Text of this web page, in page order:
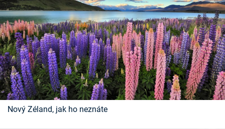
Nový Zéland, jak ho neznáte